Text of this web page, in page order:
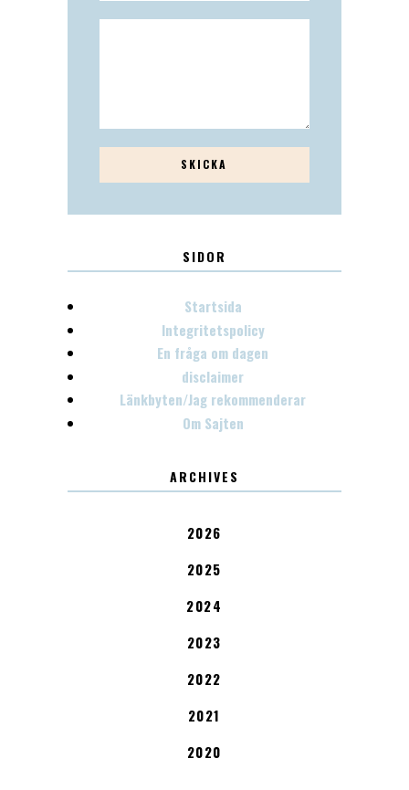
SIDOR
Startsida
Integritetspolicy
En fråga om dagen
disclaimer
Länkbyten/Jag rekommenderar
Om Sajten
ARCHIVES
2026
2025
2024
2023
2022
2021
2020